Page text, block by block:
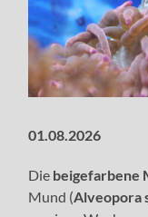
01.08.2026
Die beigefarbene
Mund (Alveopora